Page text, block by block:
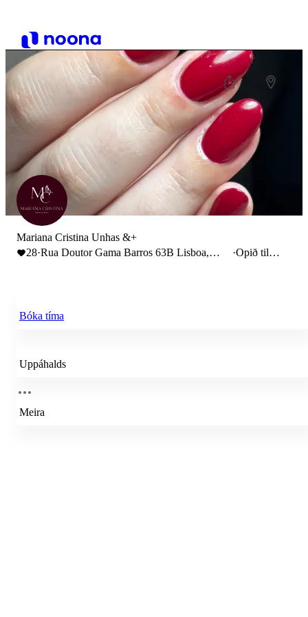
Mariana Cristina Unhas &+
28·Rua Doutor Gama Barros 63B Lisboa,
·Opið til
Bóka tíma
Uppáhalds
Meira